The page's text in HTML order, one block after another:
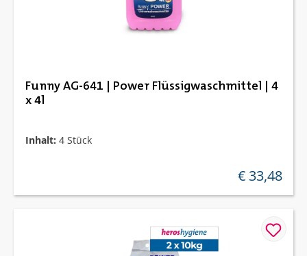
Funny AG-641 | Power Flüssigwaschmittel | 4
x 4l
Inhalt: 4 Stück
regulärer
€ 33,48